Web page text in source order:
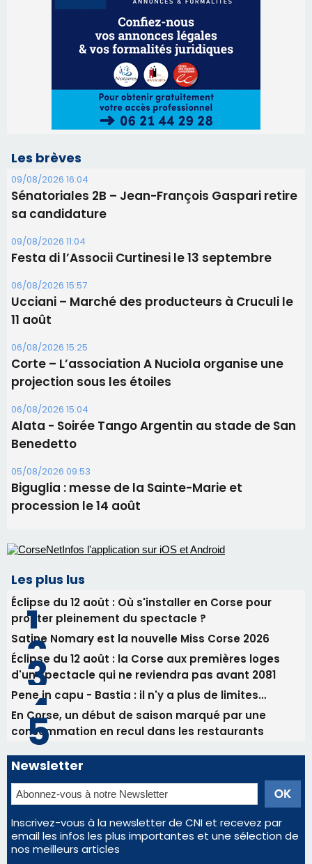
Les brèves
09/08/2026 16:04
Sénatoriales 2B – Jean-François Gaspari retire
sa candidature
09/08/2026 11:04
Festa di l’Associi Curtinesi le 13 septembre
06/08/2026 15:57
Ucciani – Marché des producteurs à Cruculi le
11 août
06/08/2026 15:25
Corte – L’association A Nuciola organise une
projection sous les étoiles
06/08/2026 15:04
Alata - Soirée Tango Argentin au stade de San
Benedetto
05/08/2026 09:53
Biguglia : messe de la Sainte-Marie et
procession le 14 août
Les plus lus
Éclipse du 12 août : Où s'installer en Corse pour
profiter pleinement du spectacle ?
Satine Nomary est la nouvelle Miss Corse 2026
Éclipse du 12 août : la Corse aux premières loges
d'un spectacle qui ne reviendra pas avant 2081
Pene in capu - Bastia : il n'y a plus de limites…
En Corse, un début de saison marqué par une
consommation en recul dans les restaurants
Newsletter
Inscrivez-vous à la newsletter de CNI et recevez par
email les infos les plus importantes et une sélection de
nos meilleurs articles